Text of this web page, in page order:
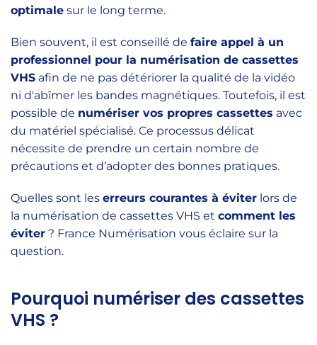
optimale sur le long terme.
Bien souvent, il est conseillé de faire appel à un
professionnel pour la numérisation de cassettes
VHS afin de ne pas détériorer la qualité de la vidéo
ni d'abîmer les bandes magnétiques. Toutefois, il est
possible de numériser vos propres cassettes avec
du matériel spécialisé. Ce processus délicat
nécessite de prendre un certain nombre de
précautions et d’adopter des bonnes pratiques.
Quelles sont les erreurs courantes à éviter lors de
la numérisation de cassettes VHS et comment les
éviter ? France Numérisation vous éclaire sur la
question.
Pourquoi numériser des cassettes
VHS ?